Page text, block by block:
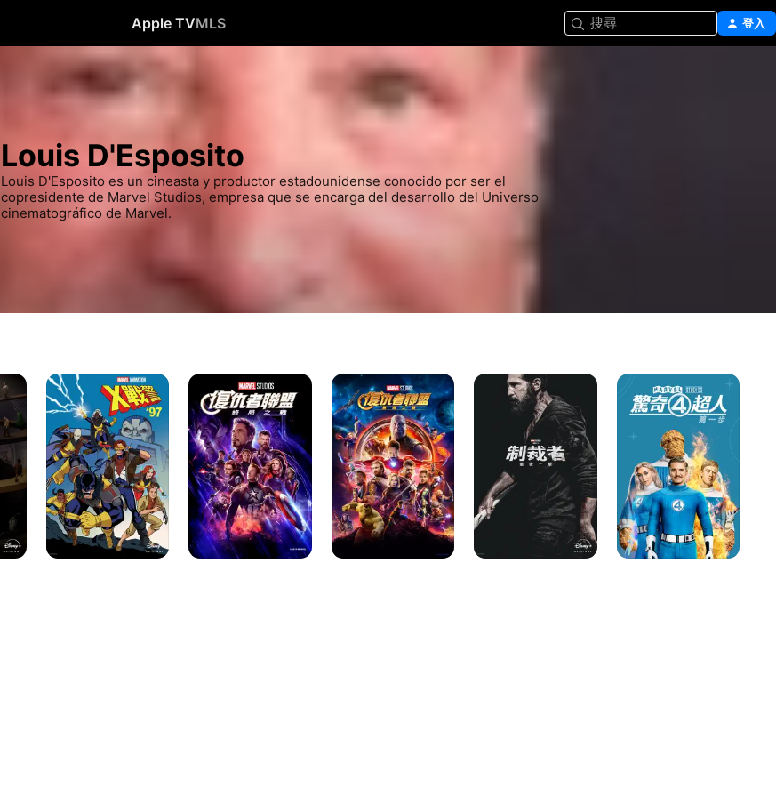
Apple TVMLS 搜尋 登入
Louis D'Esposito
Louis D'Esposito es un cineasta y productor estadounidense conocido por ser el
copresidente de Marvel Studios,​ empresa que se encarga del desarrollo del Universo
cinematográfico de Marvel.
X
戰
警
‘97
復
者
聯
盟:
終
局
之
戰
復
仇
者
聯
盟：
無
限
之
Television
者：
最
後
一
《驚
人：
步》